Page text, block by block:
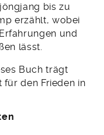
bis zu
erzählt, wobei
und
lässt.
Buch trägt
für den Frieden in